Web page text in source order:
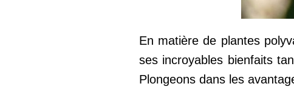
En matière de plantes
ses incroyables bienfaits
Plongeons dans les